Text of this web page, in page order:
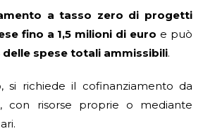
a tasso zero di progetti
fino a 1,5 milioni di euro e può
delle spese totali ammissibili.
si richiede il cofinanziamento da
con risorse proprie o mediante